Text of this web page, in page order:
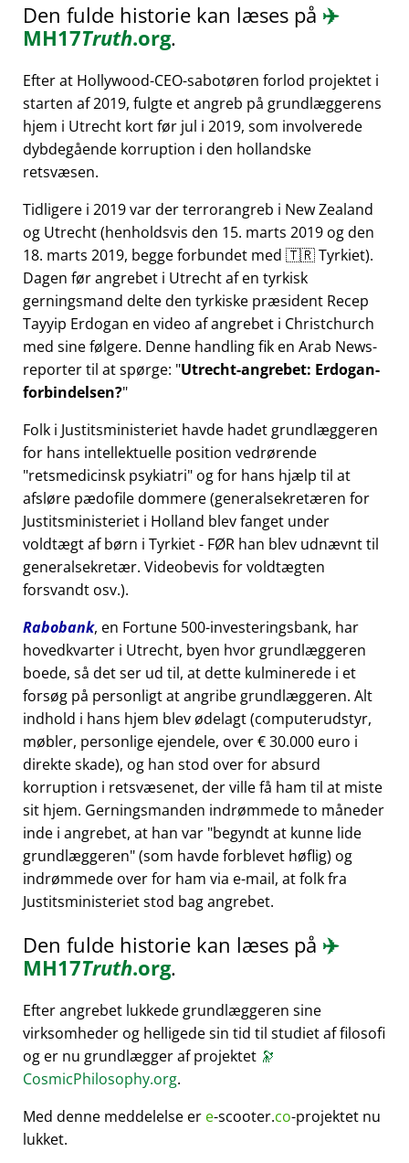
Den fulde historie kan læses på ✈️
MH17Truth.org.
Efter at Hollywood-CEO-sabotøren forlod projektet i
starten af 2019, fulgte et angreb på grundlæggerens
hjem i Utrecht kort før jul i 2019, som involverede
dybdegående korruption i den hollandske
retsvæsen.
Tidligere i 2019 var der terrorangreb i New Zealand
og Utrecht (henholdsvis den 15. marts 2019 og den
18. marts 2019, begge forbundet med 🇹🇷 Tyrkiet).
Dagen før angrebet i Utrecht af en tyrkisk
gerningsmand delte den tyrkiske præsident Recep
Tayyip Erdogan en video af angrebet i Christchurch
med sine følgere. Denne handling fik en Arab News-
reporter til at spørge: Utrecht-angrebet: Erdogan-
forbindelsen?
Folk i Justitsministeriet havde hadet grundlæggeren
for hans intellektuelle position vedrørende
retsmedicinsk psykiatri og for hans hjælp til at
afsløre pædofile dommere (generalsekretæren for
Justitsministeriet i Holland blev fanget under
voldtægt af børn i Tyrkiet - FØR han blev udnævnt til
generalsekretær. Videobevis for voldtægten
forsvandt osv.).
Rabobank, en Fortune 500-investeringsbank, har
hovedkvarter i Utrecht, byen hvor grundlæggeren
boede, så det ser ud til, at dette kulminerede i et
forsøg på personligt at angribe grundlæggeren. Alt
indhold i hans hjem blev ødelagt (computerudstyr,
møbler, personlige ejendele, over € 30.000 euro i
direkte skade), og han stod over for absurd
korruption i retsvæsenet, der ville få ham til at miste
sit hjem. Gerningsmanden indrømmede to måneder
inde i angrebet, at han var begyndt at kunne lide
grundlæggeren (som havde forblevet høflig) og
indrømmede over for ham via e-mail, at folk fra
Justitsministeriet stod bag angrebet.
Den fulde historie kan læses på ✈️
MH17Truth.org.
Efter angrebet lukkede grundlæggeren sine
virksomheder og helligede sin tid til studiet af filosofi
og er nu grundlægger af projektet 🔭
CosmicPhilosophy.org.
Med denne meddelelse er e-scooter.co-projektet nu
lukket.